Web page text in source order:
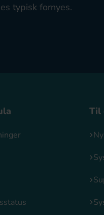
typisk fornyes.
Til